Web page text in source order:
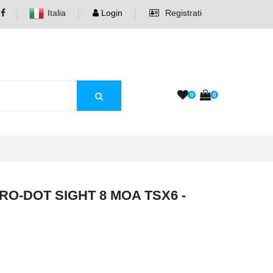
Italia Login Registrati
0 0
DOT SIGHT 8 MOA TSX6 -